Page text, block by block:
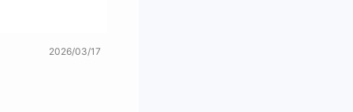
2026/03/17